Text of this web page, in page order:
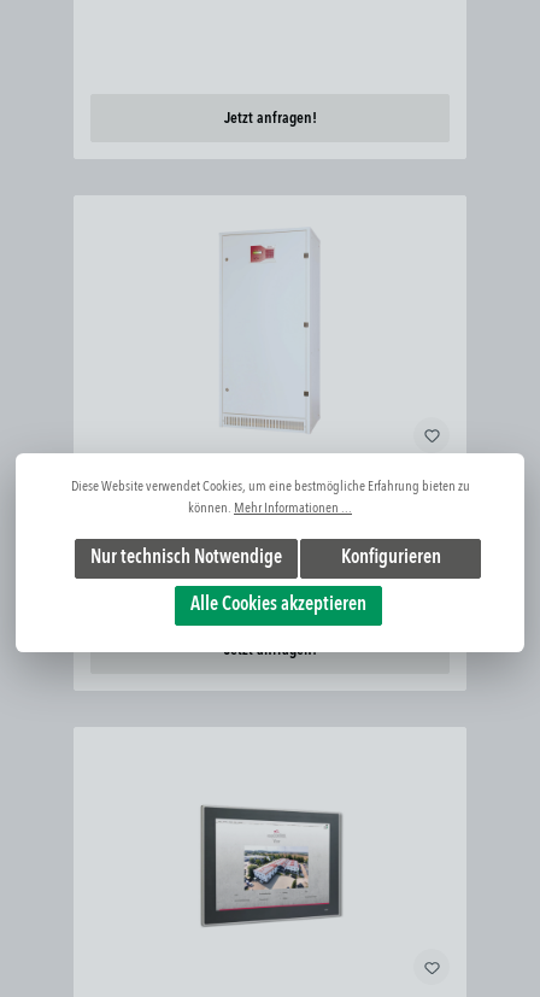
Jetzt anfragen!
ENERGY SAFE
Jetzt anfragen!
Diese Website verwendet Cookies, um eine bestmögliche Erfahrung bieten zu
können. Mehr Informationen ...
Nur technisch Notwendige Konfigurieren
Alle Cookies akzeptieren